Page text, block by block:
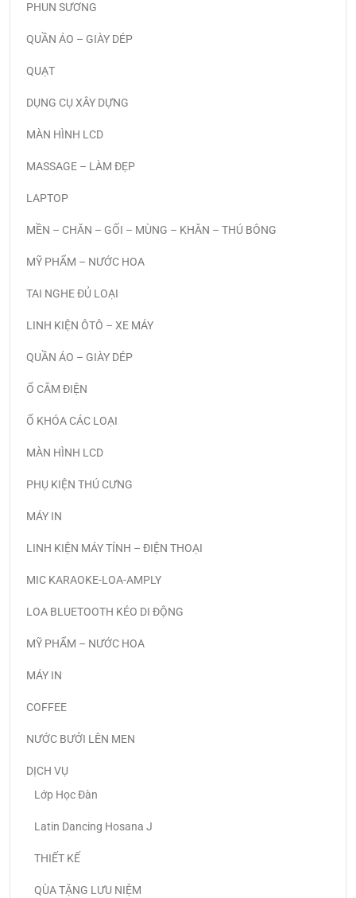
PHUN SƯƠNG
QUẦN ÁO – GIÀY DÉP
QUẠT
DỤNG CỤ XÂY DỰNG
MÀN HÌNH LCD
MASSAGE – LÀM ĐẸP
LAPTOP
MỀN – CHĂN – GỐI – MÙNG – KHĂN – THÚ BÔNG
MỸ PHẨM – NƯỚC HOA
TAI NGHE ĐỦ LOẠI
LINH KIỆN ÔTÔ – XE MÁY
QUẦN ÁO – GIÀY DÉP
Ổ CẮM ĐIỆN
Ổ KHÓA CÁC LOẠI
MÀN HÌNH LCD
PHỤ KIỆN THÚ CƯNG
MÁY IN
LINH KIỆN MÁY TÍNH – ĐIỆN THOẠI
MIC KARAOKE-LOA-AMPLY
LOA BLUETOOTH KÉO DI ĐỘNG
MỸ PHẨM – NƯỚC HOA
MÁY IN
COFFEE
NƯỚC BƯỞI LÊN MEN
DỊCH VỤ
Lớp Học Đàn
Latin Dancing Hosana J
THIẾT KẾ
QÙA TẶNG LƯU NIỆM